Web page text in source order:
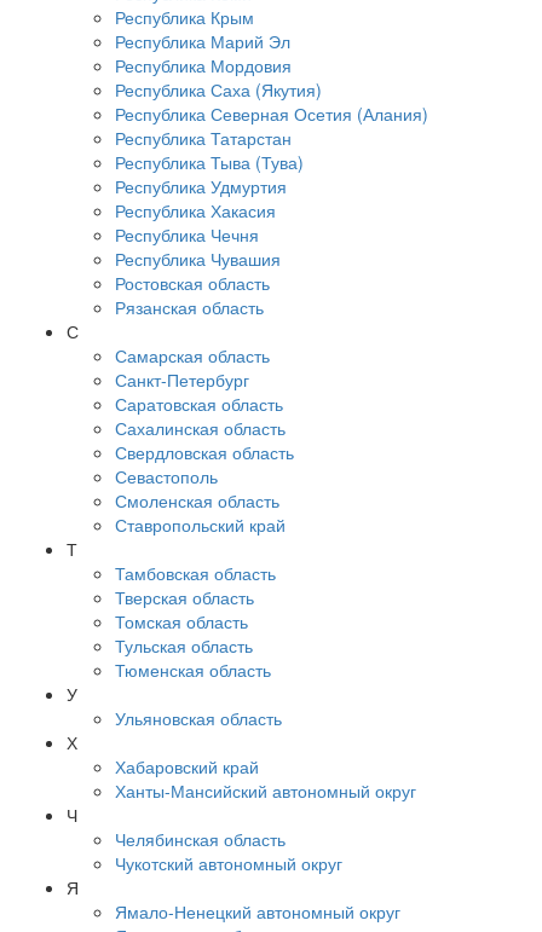
Республика Крым
Республика Марий Эл
Республика Мордовия
Республика Саха (Якутия)
Республика Северная Осетия (Алания)
Республика Татарстан
Республика Тыва (Тува)
Республика Удмуртия
Республика Хакасия
Республика Чечня
Республика Чувашия
Ростовская область
Рязанская область
С
Самарская область
Санкт-Петербург
Саратовская область
Сахалинская область
Свердловская область
Севастополь
Смоленская область
Ставропольский край
Т
Тамбовская область
Тверская область
Томская область
Тульская область
Тюменская область
У
Ульяновская область
Х
Хабаровский край
Ханты-Мансийский автономный округ
Ч
Челябинская область
Чукотский автономный округ
Я
Ямало-Ненецкий автономный округ